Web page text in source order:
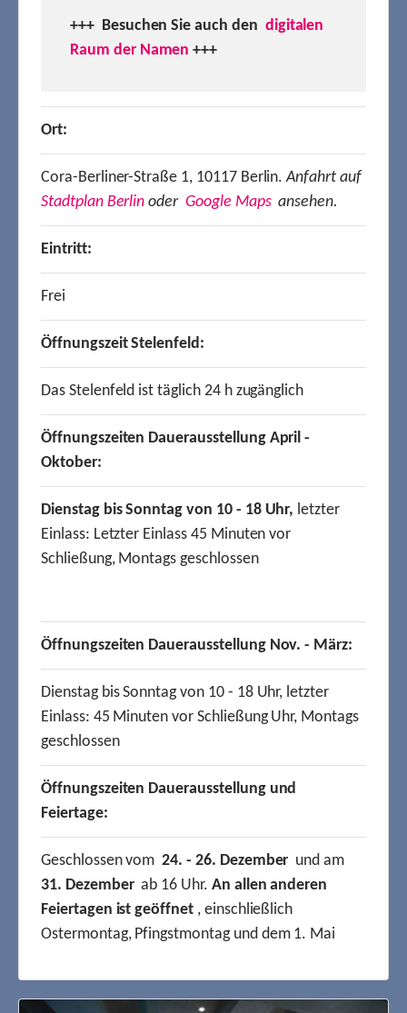
+++ Besuchen Sie auch den digitalen
Raum der Namen +++
Ort:
Cora-Berliner-Straße 1, 10117 Berlin.Anfahrt auf
Stadtplan Berlin oder Google Mapsansehen.
Eintritt:
Frei
Öffnungszeit Stelenfeld:
Das Stelenfeld ist täglich 24 h zugänglich
Öffnungszeiten Dauerausstellung April -
Oktober:
Dienstag bis Sonntag von 10 - 18 Uhr, letzter
Einlass: Letzter Einlass 45 Minuten vor
Schließung, Montags geschlossen
Öffnungszeiten Dauerausstellung Nov. - März:
Dienstag bis Sonntag von 10 - 18 Uhr, letzter
Einlass: 45 Minuten vor Schließung Uhr, Montags
geschlossen
Öffnungszeiten Dauerausstellung und
Feiertage:
Geschlossen vom24. - 26. Dezember und am
31. Dezemberab 16 Uhr. An allen anderen
Feiertagen ist geöffnet, einschließlich
Ostermontag, Pfingstmontag und dem 1. Mai